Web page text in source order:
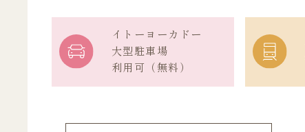
イトーヨーカドー
大型駐車場
利用可（無料）